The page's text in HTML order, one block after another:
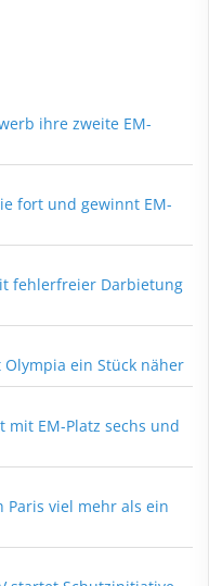
ihre zweite EM-
fort und gewinnt EM-
fehlerfreier Darbietung
ein Stück näher
mit EM-Platz sechs und
Paris viel mehr als ein